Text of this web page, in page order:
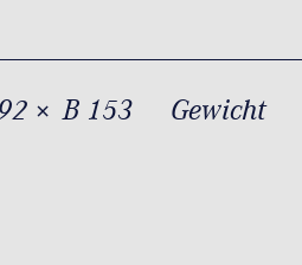
× B 153 Gewicht